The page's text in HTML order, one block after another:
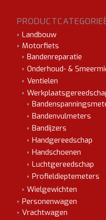
Landbouw
Motorfiets
Bandenreparatie
Onderhoud- &
Ventielen
Bandenvulmeters
Bandijzers
Handgereedschap
Handschoenen
Luchtgereedschap
Profieldieptemeters
Wielgewichten
Personenwagen
Vrachtwagen